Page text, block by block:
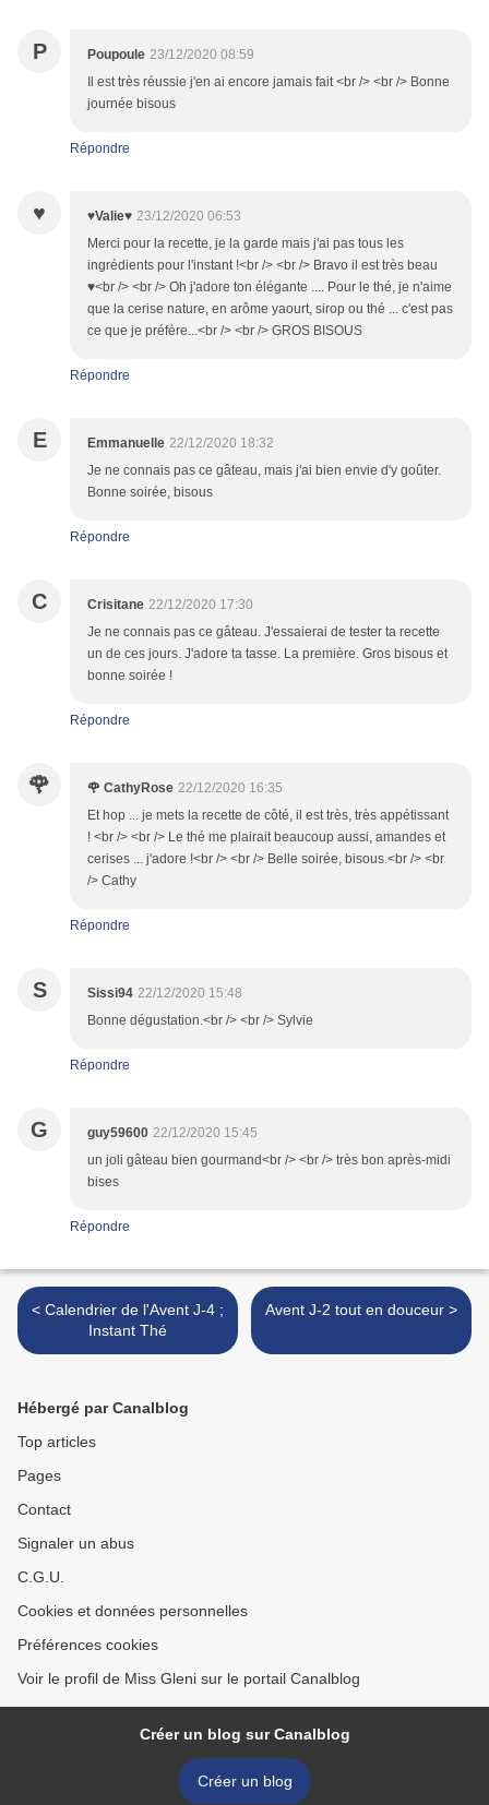
P Poupoule 23/12/2020 08:59
Il est très réussie j'en ai encore jamais fait <br /> <br /> Bonne
journée bisous
Répondre
♥ ♥Valie♥ 23/12/2020 06:53
Merci pour la recette, je la garde mais j'ai pas tous les
ingrédients pour l'instant !<br /> <br /> Bravo il est très beau
♥<br /> <br /> Oh j'adore ton élégante .... Pour le thé, je n'aime
que la cerise nature, en arôme yaourt, sirop ou thé ... c'est pas
ce que je préfère...<br /> <br /> GROS BISOUS
Répondre
E Emmanuelle 22/12/2020 18:32
Je ne connais pas ce gâteau, mais j'ai bien envie d'y goûter.
Bonne soirée, bisous
Répondre
C Crisitane 22/12/2020 17:30
Je ne connais pas ce gâteau. J'essaierai de tester ta recette
un de ces jours. J'adore ta tasse. La première. Gros bisous et
bonne soirée !
Répondre
🌹 🌹 CathyRose 22/12/2020 16:35
Et hop ... je mets la recette de côté, il est très, très appétissant
! <br /> <br /> Le thé me plairait beaucoup aussi, amandes et
cerises ... j'adore !<br /> <br /> Belle soirée, bisous.<br /> <br
/> Cathy
Répondre
S Sissi94 22/12/2020 15:48
Bonne dégustation.<br /> <br /> Sylvie
Répondre
G guy59600 22/12/2020 15:45
un joli gâteau bien gourmand<br /> <br /> très bon après-midi
bises
Répondre
< Calendrier de l'Avent J-4 ;
Instant Thé
Avent J-2 tout en douceur >
Hébergé par Canalblog
Top articles
Pages
Contact
Signaler un abus
C.G.U.
Cookies et données personnelles
Préférences cookies
Voir le profil de Miss Gleni sur le portail Canalblog
Créer un blog sur Canalblog
Créer un blog